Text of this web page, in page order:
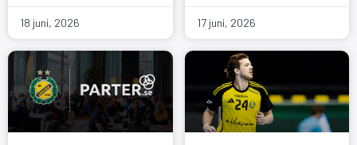
18 juni, 2026 17 juni, 2026